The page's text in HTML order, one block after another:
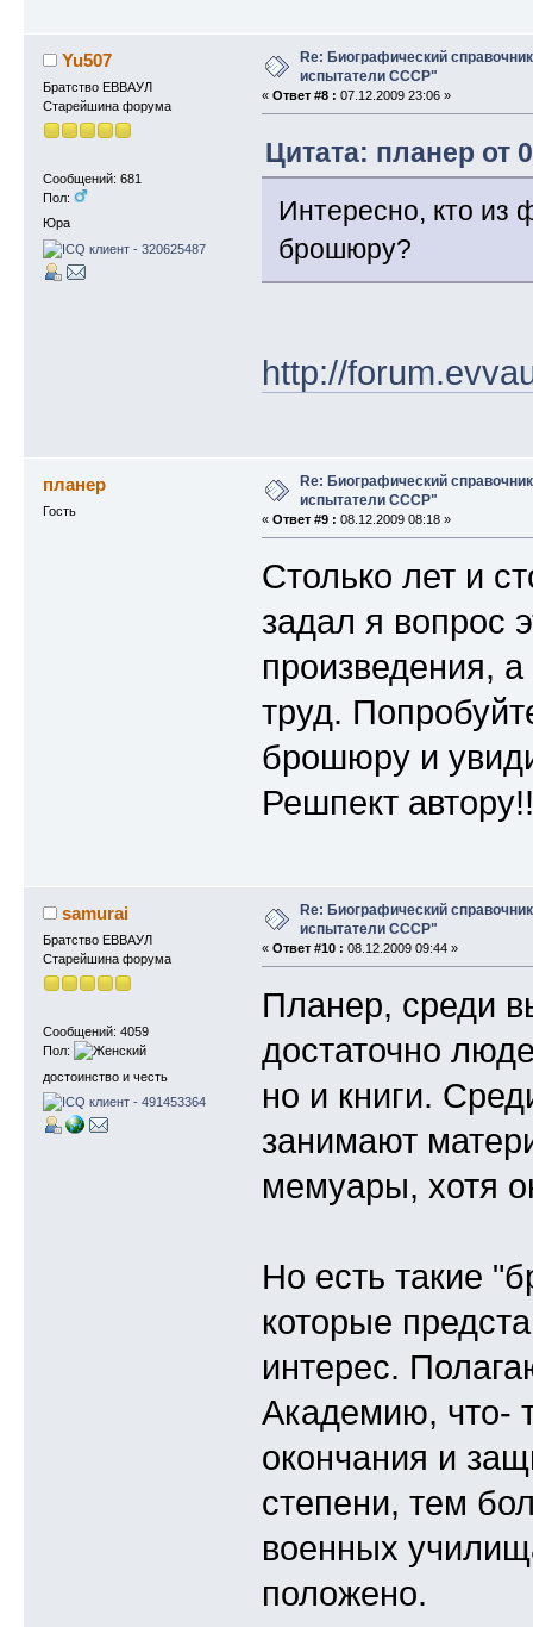
Yu507
Братство ЕВВАУЛ
Старейшина форума
Сообщений: 681
Пол:
Юра
Re: Биографический
испытатели СССР"
« Ответ #8 : 07.12.2009 23:06 »
Цитата: планер от
Интересно, кто из
брошюру?
http://
планер
Гость
Re: Биографический
испытатели СССР"
« Ответ #9 : 08.12.2009 08:18 »
Столько лет и
задал я вопрос
произведения,
труд.
брошюру и
Решпект
samurai
Братство ЕВВАУЛ
Старейшина форума
Сообщений: 4059
Пол:
достоинство и честь
Re: Биографический
испытатели СССР"
« Ответ #10 : 08.12.2009 09:44 »
Планер, среди
достаточно
но и книги.
занимают
мемуары, хотя
Но есть такие
которые
интерес.
Академию, что-
окончания и
степени, тем
военных
положено.